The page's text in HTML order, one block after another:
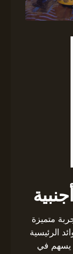
متميزة
الرئيسية
يسهم في